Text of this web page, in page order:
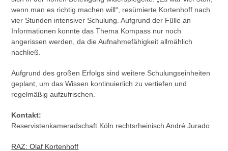
wenn man es richtig machen will“, resümierte Kortenhoff nach
vier Stunden intensiver Schulung. Aufgrund der Fülle an
Informationen konnte das Thema Kompass nur noch
angerissen werden, da die Aufnahmefähigkeit allmählich
nachließ.
Aufgrund des großen Erfolgs sind weitere Schulungseinheiten
geplant, um das Wissen kontinuierlich zu vertiefen und
regelmäßig aufzufrischen.
Kontakt:
Reservistenkameradschaft Köln rechtsrheinisch André Jurado
RAZ: Olaf Kortenhoff